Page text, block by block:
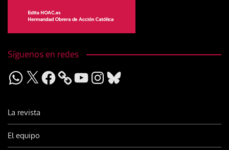
Síguenos en redes
WhatsApp
X Facebook YouTubeInstagram
Bluesky
La revista
El equipo